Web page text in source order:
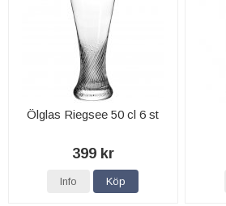
Ölglas Riegsee 50 cl 6 st
399 kr
Info Köp